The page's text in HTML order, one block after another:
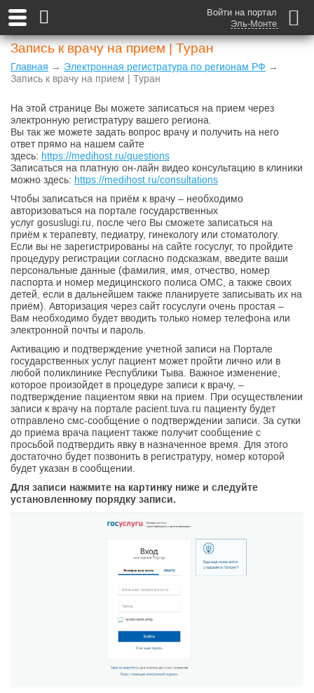
Войти на портал
Эль-Монте
Запись к врачу на прием | Туран
Главная → Электронная регистратура по регионам РФ →
Запись к врачу на прием | Туран
На этой странице Вы можете записаться на прием через
электронную регистратуру вашего региона.
Вы так же можете задать вопрос врачу и получить на него
ответ прямо на нашем сайте
здесь: https://medihost.ru/questions
Записаться на платную он-лайн видео консультацию в клиники
можно здесь: https://medihost.ru/consultations
Чтобы записаться на приём к врачу – необходимо
авторизоваться на портале государственных
услуг gosuslugi.ru, после чего Вы сможете записаться на
приём к терапевту, педиатру, гинекологу или стоматологу.
Если вы не зарегистрированы на сайте госуслуг, то пройдите
процедуру регистрации согласно подсказкам, введите ваши
персональные данные (фамилия, имя, отчество, номер
паспорта и номер медицинского полиса ОМС, а также своих
детей, если в дальнейшем также планируете записывать их на
приём). Авторизация через сайт госуслуги очень простая –
Вам необходимо будет вводить только номер телефона или
электронной почты и пароль.
Активацию и подтверждение учетной записи на Портале
государственных услуг пациент может пройти лично или в
любой поликлинике Республики Тыва. Важное изменение,
которое произойдет в процедуре записи к врачу, –
подтверждение пациентом явки на прием. При осуществлении
записи к врачу на портале pacient.tuva.ru пациенту будет
отправлено смс-сообщение о подтверждении записи. За сутки
до приема врача пациент также получит сообщение с
просьбой подтвердить явку в назначенное время. Для этого
достаточно будет позвонить в регистратуру, номер которой
будет указан в сообщении.
Для записи нажмите на картинку ниже и следуйте
установленному порядку записи.